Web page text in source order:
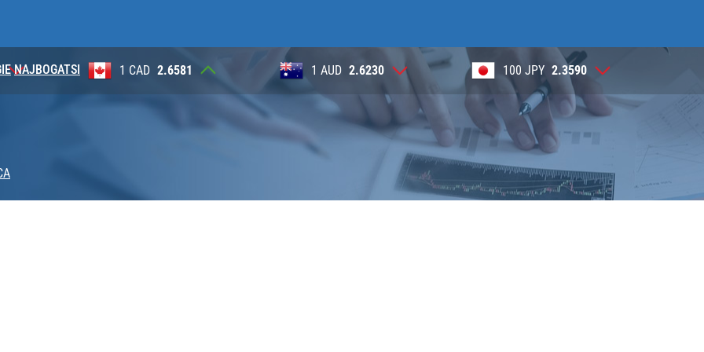
NAJBOGATSI
1 CAD 2.6581 1 AUD 2.6230 100 JPY 2.3590